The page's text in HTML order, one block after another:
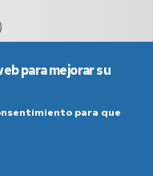
para mejorar su
para que